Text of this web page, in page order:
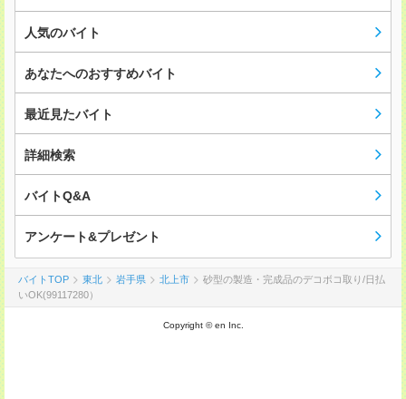
人気のバイト
あなたへのおすすめバイト
最近見たバイト
詳細検索
バイトQ&A
アンケート&プレゼント
バイトTOP 東北 岩手県 北上市
砂型の製造・完成品のデコボコ取り/日払
いOK(99117280）
Copyright © en Inc.